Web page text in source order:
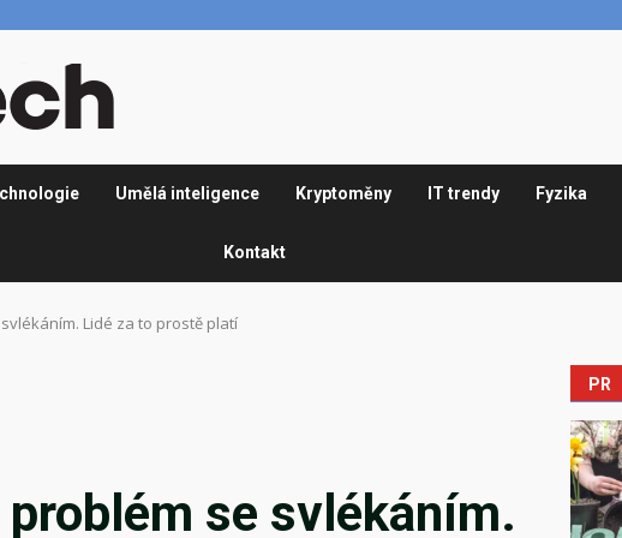
Umělá inteligence Kryptoměny IT trendy Fyzika
Kontakt
Lidé za to prostě platí
se svlékáním.
PR